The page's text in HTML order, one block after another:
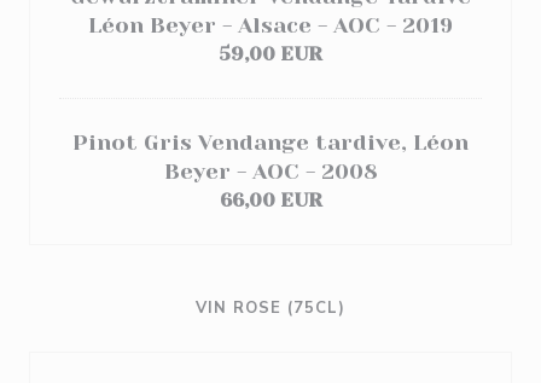
Léon Beyer - Alsace - AOC - 2019
59,00 EUR
Pinot Gris Vendange tardive, Léon
Beyer - AOC - 2008
66,00 EUR
VIN ROSE (75CL)